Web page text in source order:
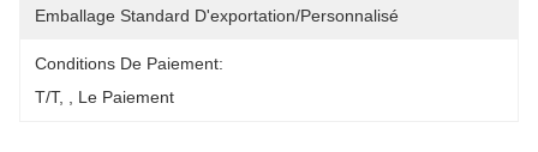
Emballage Standard D'exportation/personnalisé
Conditions De Paiement:
T/T, , Le Paiement